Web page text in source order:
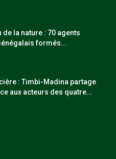
de la nature : 70 agents
formés...
: Timbi-Madina partage
aux acteurs des quatre...